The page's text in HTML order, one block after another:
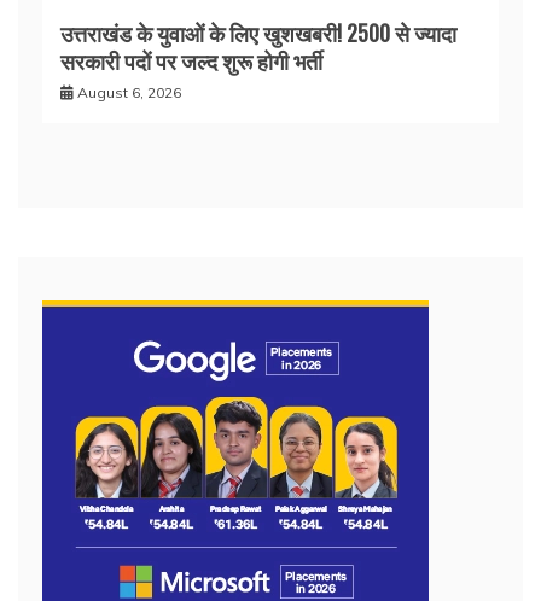
उत्तराखंड के युवाओं के लिए खुशखबरी! 2500 से ज्यादा
सरकारी पदों पर जल्द शुरू होगी भर्ती
August 6, 2026